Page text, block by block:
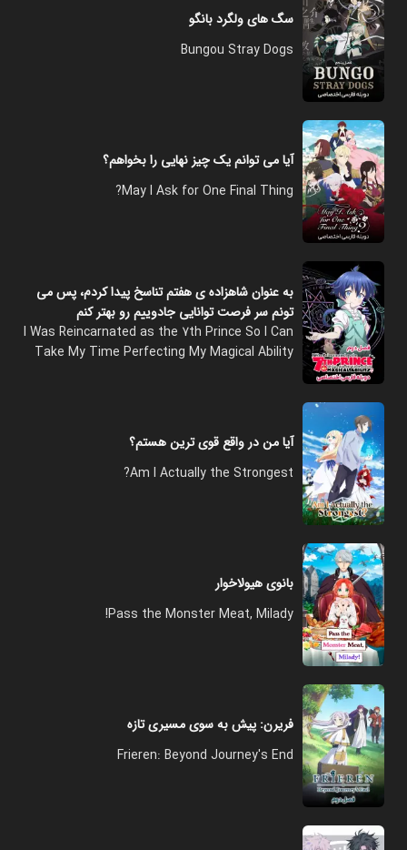
سگ های ولگرد بانگو
Bungou Stray Dogs
آیا می توانم یک چیز نهایی را بخواهم؟
May I Ask for One Final Thing?
به عنوان شاهزاده‌ ی هفتم تناسخ پیدا کردم، پس می
‌تونم سر فرصت توانایی جادوییم رو بهتر کنم
I Was Reincarnated as the 7th Prince So I Can
Take My Time Perfecting My Magical Ability
آیا من در واقع قوی ترین هستم؟
Am I Actually the Strongest?
بانوی هیولاخوار
Pass the Monster Meat, Milady!
فریرن: پیش به سوی مسیری تازه
Frieren: Beyond Journey's End